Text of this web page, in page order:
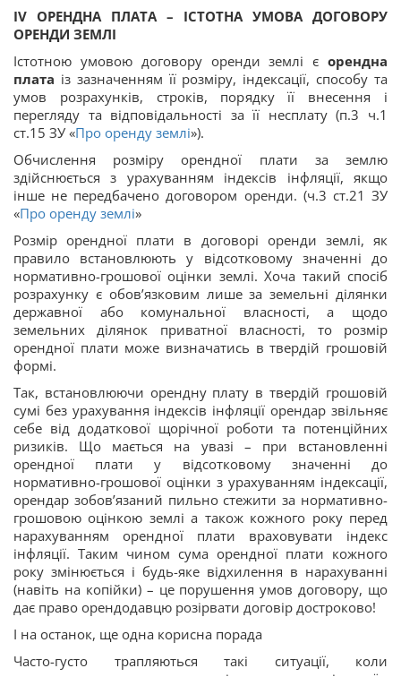
IV ОРЕНДНА ПЛАТА – ІСТОТНА УМОВА ДОГОВОРУ
ОРЕНДИ ЗЕМЛІ
Істотною умовою договору оренди землі є орендна
плата із зазначенням її розміру, індексації, способу та
умов розрахунків, строків, порядку її внесення і
перегляду та відповідальності за її несплату (п.3 ч.1
ст.15 ЗУ «Про оренду землі»).
Обчислення розміру орендної плати за землю
здійснюється з урахуванням індексів інфляції, якщо
інше не передбачено договором оренди. (ч.3 ст.21 ЗУ
«Про оренду землі»
Розмір орендної плати в договорі оренди землі, як
правило встановлюють у відсотковому значенні до
нормативно-грошової оцінки землі. Хоча такий спосіб
розрахунку є обов’язковим лише за земельні ділянки
державної або комунальної власності, а щодо
земельних ділянок приватної власності, то розмір
орендної плати може визначатись в твердій грошовій
формі.
Так, встановлюючи орендну плату в твердій грошовій
сумі без урахування індексів інфляції орендар звільняє
себе від додаткової щорічної роботи та потенційних
ризиків. Що мається на увазі – при встановленні
орендної плати у відсотковому значенні до
нормативно-грошової оцінки з урахуванням індексації,
орендар зобов’язаний пильно стежити за нормативно-
грошовою оцінкою землі а також кожного року перед
нарахуванням орендної плати враховувати індекс
інфляції. Таким чином сума орендної плати кожного
року змінюється і будь-яке відхилення в нарахуванні
(навіть на копійки) – це порушення умов договору, що
дає право орендодавцю розірвати договір достроково!
І на останок, ще одна корисна порада
Часто-густо трапляються такі ситуації, коли